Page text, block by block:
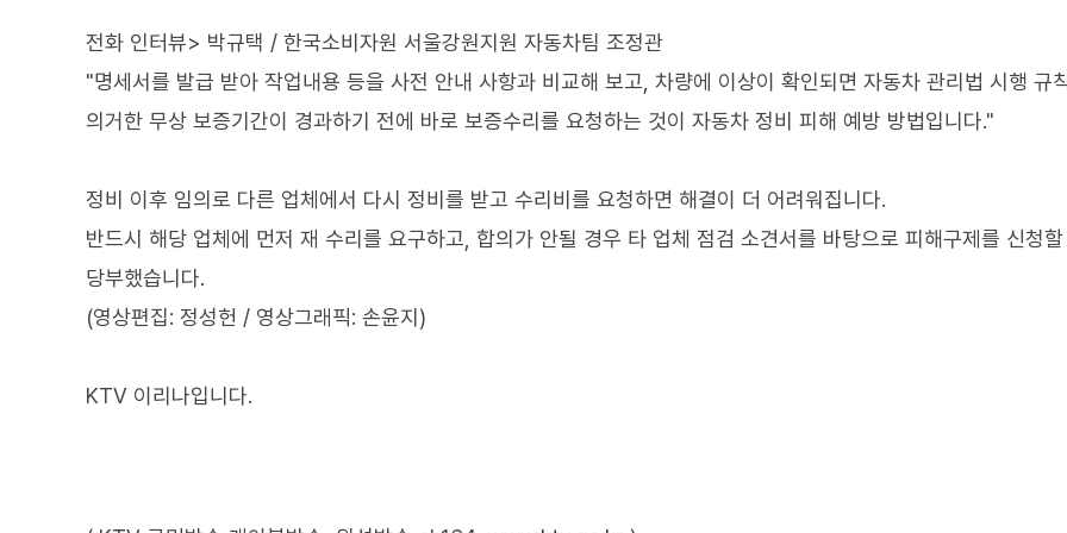
전화 인터뷰> 박규택 / 한국소비자원 서울강원지원 자동차팀 조정관
"명세서를 발급 받아 작업내용 등을 사전 안내 사항과 비교해 보고, 차량에 이상이 확인되면 자동차 관리법 시행 규
의거한 무상 보증기간이 경과하기 전에 바로 보증수리를 요청하는 것이 자동차 정비 피해 예방 방법입니다."
정비 이후 임의로 다른 업체에서 다시 정비를 받고 수리비를 요청하면 해결이 더 어려워집니다.
반드시 해당 업체에 먼저 재 수리를 요구하고, 합의가 안될 경우 타 업체 점검 소견서를 바탕으로 피해구제를 신청
당부했습니다.
(영상편집: 정성헌 / 영상그래픽: 손윤지)
KTV 이리나입니다.